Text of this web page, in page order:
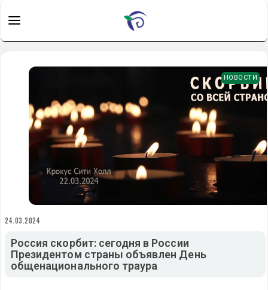
НОВОСТИ
24.03.2024
Россия скорбит: сегодня в России
Президентом страны объявлен День
общенационального траура